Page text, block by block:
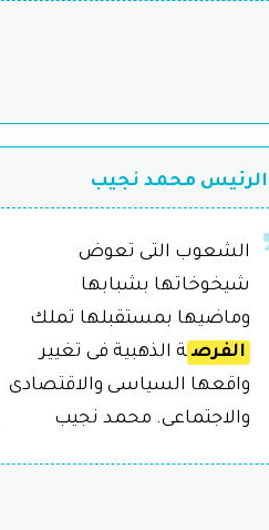
الرئيس محمد نجيب
الشعوب التى تعوض
شيخوخاتها بشبابها
وماضيها بمستقبلها تملك
الفرص ة الذهبية فى تغيير
واقعها السياسى والاقتصادى
والاجتماعى. محمد نجيب